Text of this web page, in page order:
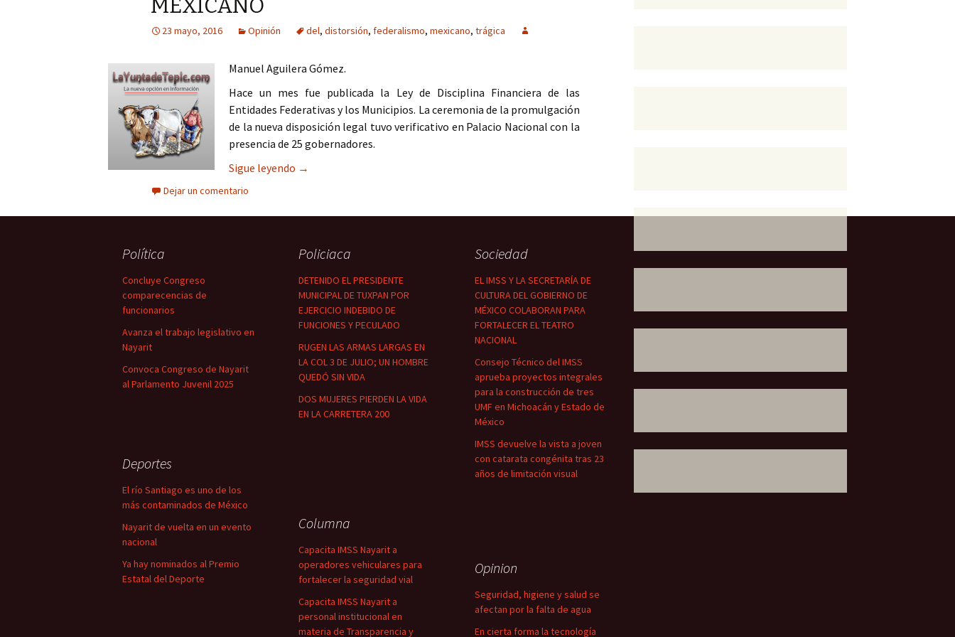
MEXICANO
23 mayo, 2016 Opinión del, distorsión, federalismo, mexicano, trágica
Manuel Aguilera Gómez.
Hace un mes fue publicada la Ley de Disciplina Financiera de las
Entidades Federativas y los Municipios. La ceremonia de la promulgación
de la nueva disposición legal tuvo verificativo en Palacio Nacional con la
presencia de 25 gobernadores.
Sigue leyendo TRÁGICA DISTORSIÓN DEL FEDERALISMO MEXICANO
→
Dejar un comentario
Política
Concluye Congreso
comparecencias de
funcionarios
Avanza el trabajo legislativo en
Nayarit
Convoca Congreso de Nayarit
al Parlamento Juvenil 2025
Policiaca
DETENIDO EL PRESIDENTE
MUNICIPAL DE TUXPAN POR
EJERCICIO INDEBIDO DE
FUNCIONES Y PECULADO
RUGEN LAS ARMAS LARGAS EN
LA COL 3 DE JULIO; UN HOMBRE
QUEDÓ SIN VIDA
DOS MUJERES PIERDEN LA VIDA
EN LA CARRETERA 200
Sociedad
EL IMSS Y LA SECRETARÍA DE
CULTURA DEL GOBIERNO DE
MÉXICO COLABORAN PARA
FORTALECER EL TEATRO
NACIONAL
Consejo Técnico del IMSS
aprueba proyectos integrales
para la construcción de tres
UMF en Michoacán y Estado de
México
IMSS devuelve la vista a joven
con catarata congénita tras 23
años de limitación visual
Deportes
El río Santiago es uno de los
más contaminados de México
Nayarit de vuelta en un evento
nacional
Ya hay nominados al Premio
Estatal del Deporte
Columna
Capacita IMSS Nayarit a
operadores vehiculares para
fortalecer la seguridad vial
Capacita IMSS Nayarit a
personal institucional en
materia de Transparencia y
Opinion
Seguridad, higiene y salud se
afectan por la falta de agua
En cierta forma la tecnología